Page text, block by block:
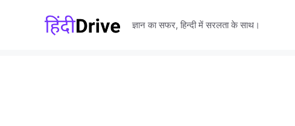
ज्ञान का सफर, हिन्दी में सरलता के साथ।